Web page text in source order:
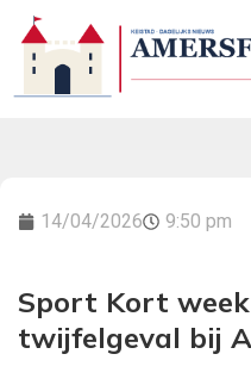
14/04/2026 9:50 pm
Sport Kort
twijfelgeval bij